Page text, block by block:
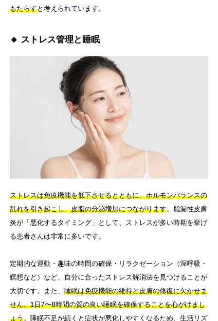
もたらすと考えられています。
🔸 ストレス管理と睡眠
ストレスは免疫機能を低下させるとともに、ホルモンバランスの
乱れを引き起こし、皮脂の分泌増加につながります。脂漏性皮膚
炎が「悪化するタイミング」として、ストレスが多い時期を挙げ
る患者さんは非常に多いです。
定期的な運動・趣味の時間の確保・リラクゼーション（深呼吸・
瞑想など）など、自分に合ったストレス解消法を見つけることが
大切です。また、 睡眠は免疫機能の維持と皮膚の修復に欠かせま
せん。1日7〜8時間の質の良い睡眠を確保することを心がけまし
ょう。睡眠不足が続くと症状が悪化しやすくなるため、生活リズ